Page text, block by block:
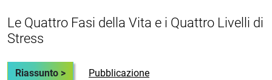
Le Quattro Fasi della Vita e i Quattro Livelli di
Stress
Riassunto > Pubblicazione